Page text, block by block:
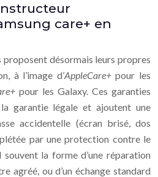
care+ en
proposent désormais leurs propres
à l’image d’AppleCare+pour les
pour les Galaxy. Ces garanties
garantie légale et ajoutent une
accidentelle (écran brisé, dos
par une protection contre le
souvent la forme d’une réparation
agréé, ou d’un échange standard